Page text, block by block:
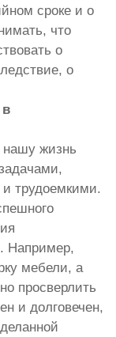
сроке и о
что
о
о
в
нашу жизнь
трудоемкими.
Например,
мебели, а
просверлить
и долговечен,